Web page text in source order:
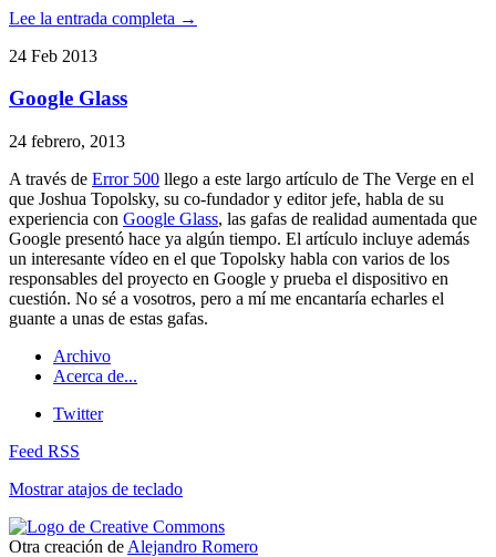
Lee la entrada completa →
24 Feb 2013
Google Glass
24 febrero, 2013
A través de Error 500 llego a este largo artículo de The Verge en el
que Joshua Topolsky, su co-fundador y editor jefe, habla de su
experiencia con Google Glass, las gafas de realidad aumentada que
Google presentó hace ya algún tiempo. El artículo incluye además
un interesante vídeo en el que Topolsky habla con varios de los
responsables del proyecto en Google y prueba el dispositivo en
cuestión. No sé a vosotros, pero a mí me encantaría echarles el
guante a unas de estas gafas.
Archivo
Acerca de...
Twitter
Feed RSS
Mostrar atajos de teclado
Otra creación de Alejandro Romero